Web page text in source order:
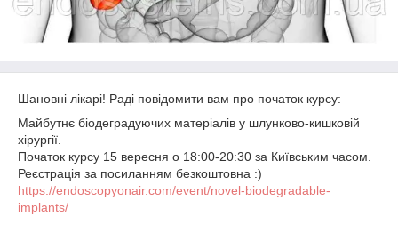
Шановні лікарі! Раді повідомити вам про початок курсу:
Майбутнє біодеградуючих матеріалів у шлунково-кишковій
хірургії.
Початок курсу 15 вересня о 18:00-20:30 за Київським часом.
Реєстрація за посиланням безкоштовна :)
https://endoscopyonair.com/event/novel-biodegradable-
implants/